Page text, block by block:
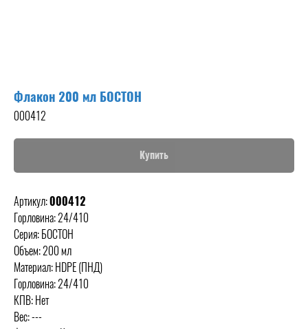
Флакон 200 мл БОСТОН
000412
Купить
Артикул:000412
Горловина: 24/410
Серия: БОСТОН
Объем: 200 мл
Материал: HDPE (ПНД)
Горловина: 24/410
КПВ: Нет
Вес: ---